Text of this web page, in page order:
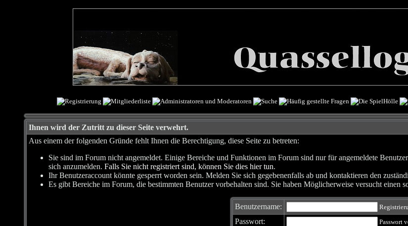
Ihnen wird der Zutritt zu dieser Seite verwehrt.
Aus einem der folgenden Gründe fehlt Ihnen die Berechtigung, diese Seite zu betreten:
Sie sind im Forum nicht angemeldet. Einige Bereiche und Funktionen im Forum sind nur für angemeldete
sich anzumelden. Falls Sie nicht registriert sind, können Sie dies hier tun.
Ihr Benutzeraccount könnte gesperrt worden sein. Melden Sie sich gegebenenfalls ab und kontaktieren den
Es gibt Bereiche im Forum, die bestimmten Benutzer vorbehalten sind. Sie haben Möglicherweise versucht einen
Benutzername:
Passwort: Passwort